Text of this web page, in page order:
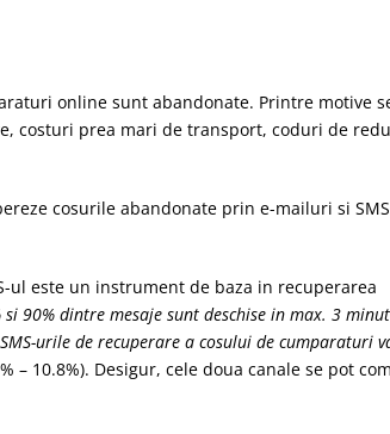
online sunt abandonate. Printre motive
costuri prea mari de transport, coduri de
cosurile abandonate prin e-mailuri si
ul este un instrument de baza in recuperarea
90% dintre mesaje sunt deschise in max. 3
urile de recuperare a cosului de cumparaturi
– 10.8%). Desigur, cele doua canale se pot